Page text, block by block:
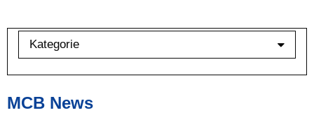
Kategorie
Stahl
MCB News